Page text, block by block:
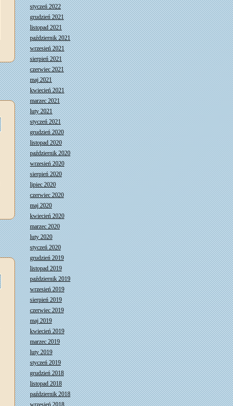
styczeń 2022
grudzień 2021
listopad 2021
październik 2021
wrzesień 2021
sierpień 2021
czerwiec 2021
maj 2021
kwiecień 2021
marzec 2021
luty 2021
styczeń 2021
grudzień 2020
listopad 2020
październik 2020
wrzesień 2020
sierpień 2020
lipiec 2020
czerwiec 2020
maj 2020
kwiecień 2020
marzec 2020
luty 2020
styczeń 2020
grudzień 2019
listopad 2019
październik 2019
wrzesień 2019
sierpień 2019
czerwiec 2019
maj 2019
kwiecień 2019
marzec 2019
luty 2019
styczeń 2019
grudzień 2018
listopad 2018
październik 2018
wrzesień 2018